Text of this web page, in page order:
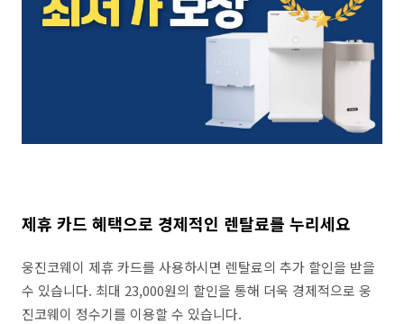
제휴 카드 혜택으로 경제적인 렌탈료를 누리세요
웅진코웨이 제휴 카드를 사용하시면 렌탈료의 추가 할인을 받을
수 있습니다. 최대 23,000원의 할인을 통해 더욱 경제적으로 웅
진코웨이 정수기를 이용할 수 있습니다.